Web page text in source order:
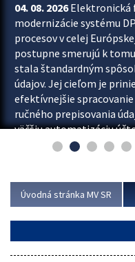
04. 08. 2026Elektronická
modernizácie systému
procesov v celej
postupne smerujú k
stala štandardným
údajov. Jej cieľom je
efektívnejšie
ručného prepisovania
väčšiu automatizáciu
fakturácia preto
Úvodná stránka MV SR